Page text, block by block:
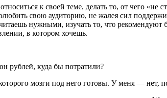
к своей теме, делать то, от чего
свою аудиторию, не жалея сил
нужными, изучать то, что
в котором хочешь.
рублей, куда бы потратили?
мозги под него готовы. У меня — нет,